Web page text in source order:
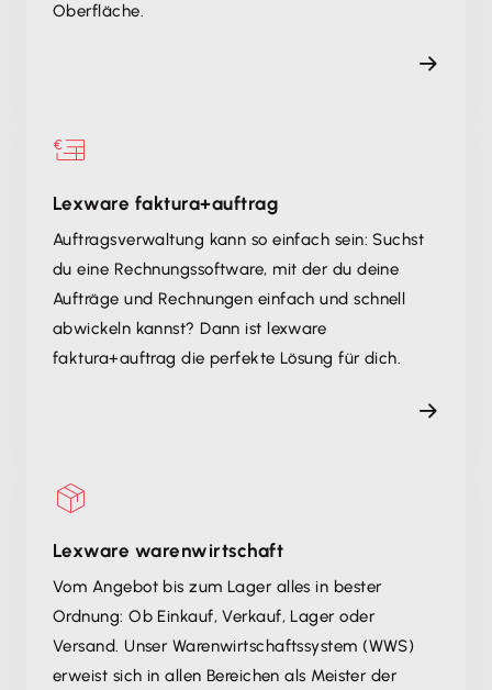
Oberfläche.
Lexware faktura+auftrag
Auftragsverwaltung kann so einfach sein: Suchst
du eine Rechnungssoftware, mit der du deine
Aufträge und Rechnungen einfach und schnell
abwickeln kannst? Dann ist lexware
faktura+auftrag die perfekte Lösung für dich.
Lexware warenwirtschaft
Vom Angebot bis zum Lager alles in bester
Ordnung: Ob Einkauf, Verkauf, Lager oder
Versand. Unser Warenwirtschaftssystem (WWS)
erweist sich in allen Bereichen als Meister der